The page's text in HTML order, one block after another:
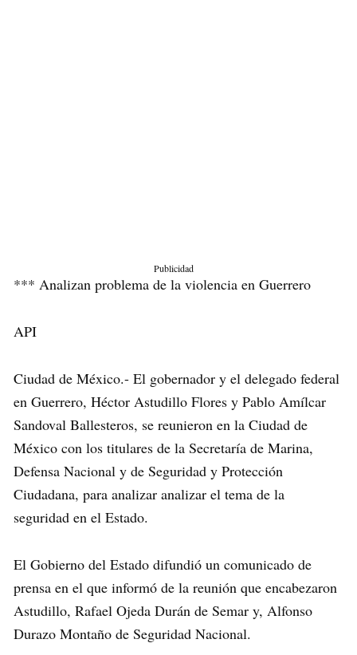
Publicidad
*** Analizan problema de la violencia en Guerrero
API
Ciudad de México.- El gobernador y el delegado federal
en Guerrero, Héctor Astudillo Flores y Pablo Amílcar
Sandoval Ballesteros, se reunieron en la Ciudad de
México con los titulares de la Secretaría de Marina,
Defensa Nacional y de Seguridad y Protección
Ciudadana, para analizar analizar el tema de la
seguridad en el Estado.
El Gobierno del Estado difundió un comunicado de
prensa en el que informó de la reunión que encabezaron
Astudillo, Rafael Ojeda Durán de Semar y, Alfonso
Durazo Montaño de Seguridad Nacional.